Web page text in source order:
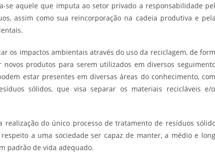
se aquele que imputa ao setor privado a responsabilidade
assim como sua reincorporação na cadeia produtiva e
os impactos ambientais através do uso da reciclagem, de
produtos para serem utilizados em diversos
estar presentes em diversas áreas do conhecimento,
sólidos, que visa separar os materiais recicláveis e/
do único processo de tratamento de resíduos
a uma sociedade ser capaz de manter, a médio e
padrão de vida adequado.